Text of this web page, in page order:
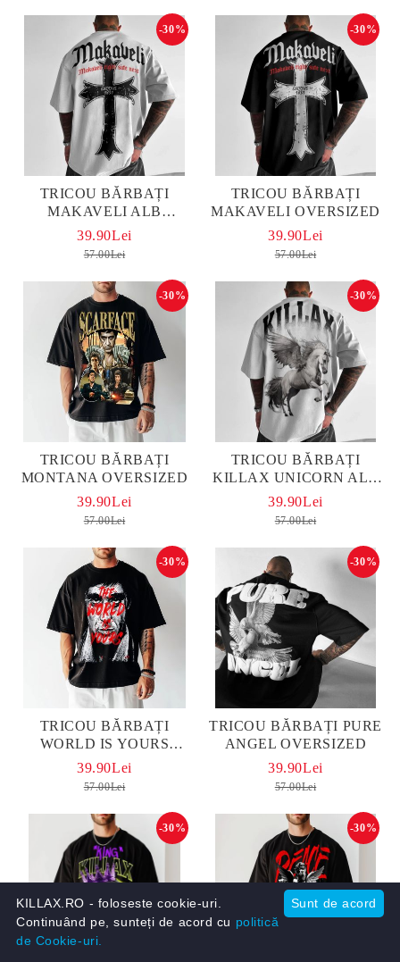
TRICOU BĂRBAȚI
MAKAVELI ALB
OVERSIZED
-30%
39.90Lei
57.00Lei
TRICOU BĂRBAȚI
MAKAVELI OVERSIZED
-30%
39.90Lei
57.00Lei
TRICOU BĂRBAȚI
MONTANA OVERSIZED
-30%
39.90Lei
57.00Lei
TRICOU BĂRBAȚI
KILLAX UNICORN ALB
OVERSIZED
-30%
39.90Lei
57.00Lei
TRICOU BĂRBAȚI
WORLD IS YOURS
OVERSIZED
-30%
39.90Lei
57.00Lei
TRICOU BĂRBAȚI PURE
ANGEL OVERSIZED
-30%
39.90Lei
57.00Lei
-30% -30%
Sunt de acord
KILLAX.RO - foloseste cookie-uri.
Continuând pe, sunteți de acord cu politică
de Cookie-uri.